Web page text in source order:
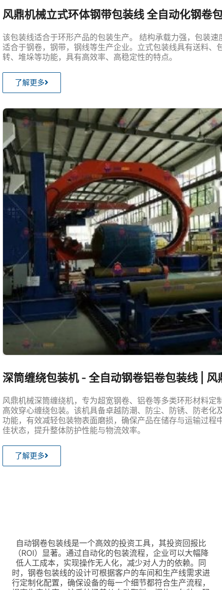
风鼎机械立式环体钢带包装线 全自动化钢卷
该包装线适合于环形产品的包装生产。 结构承载力强，包装速
适合于钢卷，钢带，钢线等生产企业。立式包装线具有送料、
转、堆垛等功能，具有高效率、高稳定性的特点。
了解更多
深筒缠绕包装机 - 全自动钢卷铝卷包装线 | 风
风鼎机械深筒缠绕机，专为超宽钢卷、铝卷等多类环形材料定
高效穿心缠绕包装。该机具备卓越防潮、防尘、防锈、防老化
功能，有效减轻包装物表面磨损，确保产品在储存与运输过程
佳状态，提升整体防护性能与物流效率。
了解更多
自动钢卷包装线是一个高效的投资工具，其投资回报比
（ROI）显著。通过自动化的包装流程，企业可以大幅降
低人工成本，实现操作无人化，减少对人力的依赖。同
时，钢卷包装线的设计可根据客户的车间和生产线需求进
行定制化配置，确保设备的每一个细节都符合生产流程，